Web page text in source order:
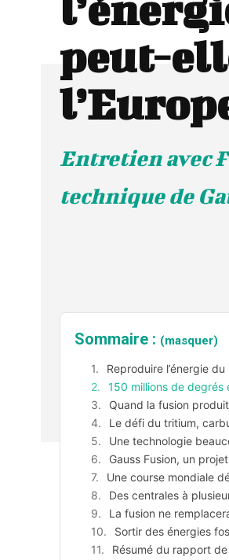
peut-
Entretien avec
technique de
Sommaire : (masquer)
Reproduire l’énergie
150 millions de degrés
Quand la fusion
Le défi du tritium,
Une technologie
Gauss Fusion, un
Une course mondiale
Des centrales à
La fusion ne
Sortir des énergies
Résumé du rapport